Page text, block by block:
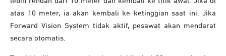
atas 10 meter, ia akan kembali ke ketinggian saat ini. Jika
Forward Vision System tidak aktif, pesawat akan mendarat
secara otomatis.